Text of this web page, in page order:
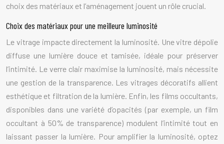
choix des matériaux et l’aménagement jouent un rôle crucial.
Choix des matériaux pour une meilleure luminosité
Le vitrage impacte directement la luminosité. Une vitre dépolie
diffuse une lumière douce et tamisée, idéale pour préserver
l’intimité. Le verre clair maximise la luminosité, mais nécessite
une gestion de la transparence. Les vitrages décoratifs allient
esthétique et filtration de la lumière. Enfin, les films occultants,
disponibles dans une variété d’opacités (par exemple, un film
occultant à 50% de transparence) modulent l’intimité tout en
laissant passer la lumière. Pour amplifier la luminosité, optez